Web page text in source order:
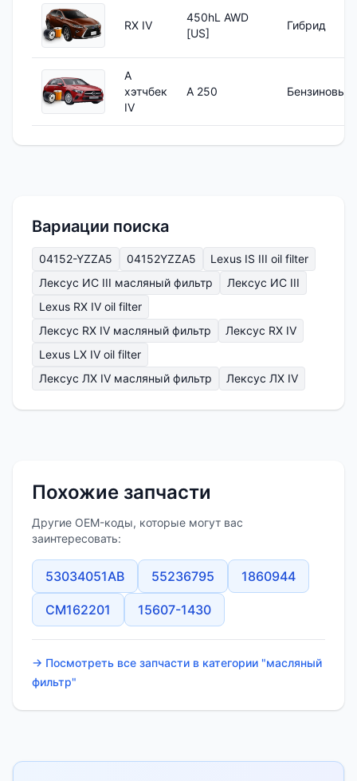
RX IV
450hL AWD
[US]
Гибрид
A
хэтчбек
IV
A 250 Бензиновый
Вариации поиска
04152-YZZA5 04152YZZA5
Lexus IS III oil filter
Лексус ИС III масляный фильтр
Лексус ИС III
Lexus RX IV oil filter
Лексус RX IV масляный фильтр
Лексус RX IV
Lexus LX IV oil filter
Лексус ЛХ IV масляный фильтр
Лексус ЛХ IV
Похожие запчасти
Другие OEM-коды, которые могут вас
заинтересовать:
53034051AB 55236795 1860944
CM162201 15607-1430
→ Посмотреть все запчасти в категории "масляный
фильтр"